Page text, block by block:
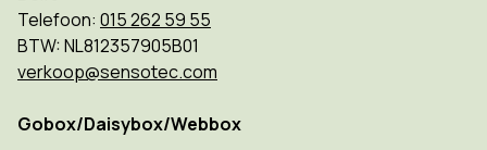
Telefoon: 015 262 59 55
BTW: NL812357905B01
verkoop@sensotec.com
Gobox/Daisybox/Webbox